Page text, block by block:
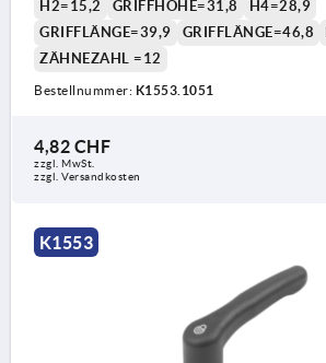
H2=15,2
GRIFFHÖHE=31,8
H4=28,9
GRIFFLÄNGE=39,9
GRIFFLÄNGE=46,8
ZÄHNEZAHL =12
Bestellnummer: K1553.1051
4,82 CHF
zzgl. MwSt.
zzgl. Versandkosten
K1553